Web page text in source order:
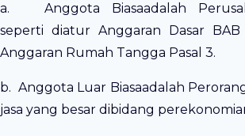
a. Anggota Biasaadalah
seperti diatur Anggaran Dasar
Anggaran Rumah Tangga Pasal 3.
b. Anggota Luar Biasaadalah
jasa yang besar dibidang